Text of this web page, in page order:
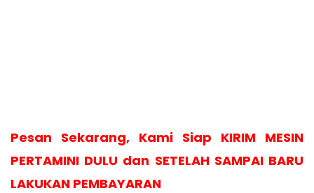
Pesan Sekarang, Kami Siap KIRIM MESIN
PERTAMINI DULU dan SETELAH SAMPAI BARU
LAKUKAN PEMBAYARAN